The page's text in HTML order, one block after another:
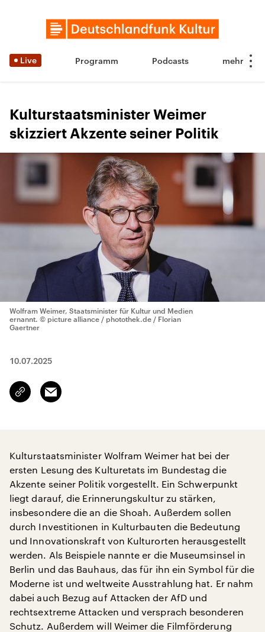
Live Programm Podcasts
Kulturstaatsminister Weimer
skizziert Akzente seiner Politik
Wolfram Weimer, Staatsminister für Kultur und Medien
ernannt. © picture alliance / photothek.de / Florian
Gaertner
10.07.2025
Link
kopieren/teilen
Email
Kulturstaatsminister Wolfram Weimer hat bei der
ersten Lesung des Kulturetats im Bundestag die
Akzente seiner Politik vorgestellt. Ein Schwerpunkt
liegt darauf, die Erinnerungskultur zu stärken,
insbesondere die an die Shoah. Außerdem sollen
durch Investitionen in Kulturbauten die Bedeutung
und Innovationskraft von Kulturorten herausgestellt
werden. Als Beispiele nannte er die Museumsinsel in
Berlin und das Bauhaus, das für ihn ein Symbol für die
Moderne ist und weltweite Ausstrahlung hat. Er nahm
dabei auch Bezug auf Attacken der AfD und
rechtsextreme Attacken und versprach besonderen
Schutz. Außerdem will Weimer die Filmförderung